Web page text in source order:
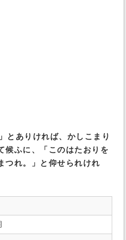
とありければ、かしこまり
候ふに、「このはたおりを
つれ。」と仰せられけれ